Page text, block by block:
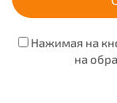
Нажимая на
на